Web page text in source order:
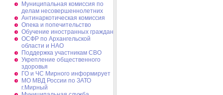
Муниципальная комиссия по
делам несовершеннолетних
Антинаркотическая комиссия
Опека и попечительство
Обучение иностранных граждан
ОСФР по Архангельской
области и НАО
Поддержка участникам СВО
Укрепление общественного
здоровья
ГО и ЧС Мирного информирует
МО МВД России по ЗАТО
г.Мирный